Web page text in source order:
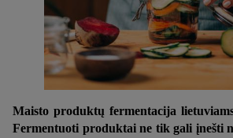
Maisto produktų fermentacija
Fermentuoti produktai ne tik gali įnešti